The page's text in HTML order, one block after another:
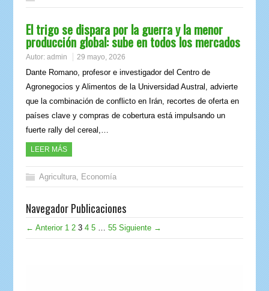
El trigo se dispara por la guerra y la menor
producción global: sube en todos los mercados
Autor: admin 29 mayo, 2026
Dante Romano, profesor e investigador del Centro de
Agronegocios y Alimentos de la Universidad Austral, advierte
que la combinación de conflicto en Irán, recortes de oferta en
países clave y compras de cobertura está impulsando un
fuerte rally del cereal,…
LEER MÁS
Agricultura, Economía
Navegador Publicaciones
← Anterior 1 2 3 4 5 55 Siguiente →